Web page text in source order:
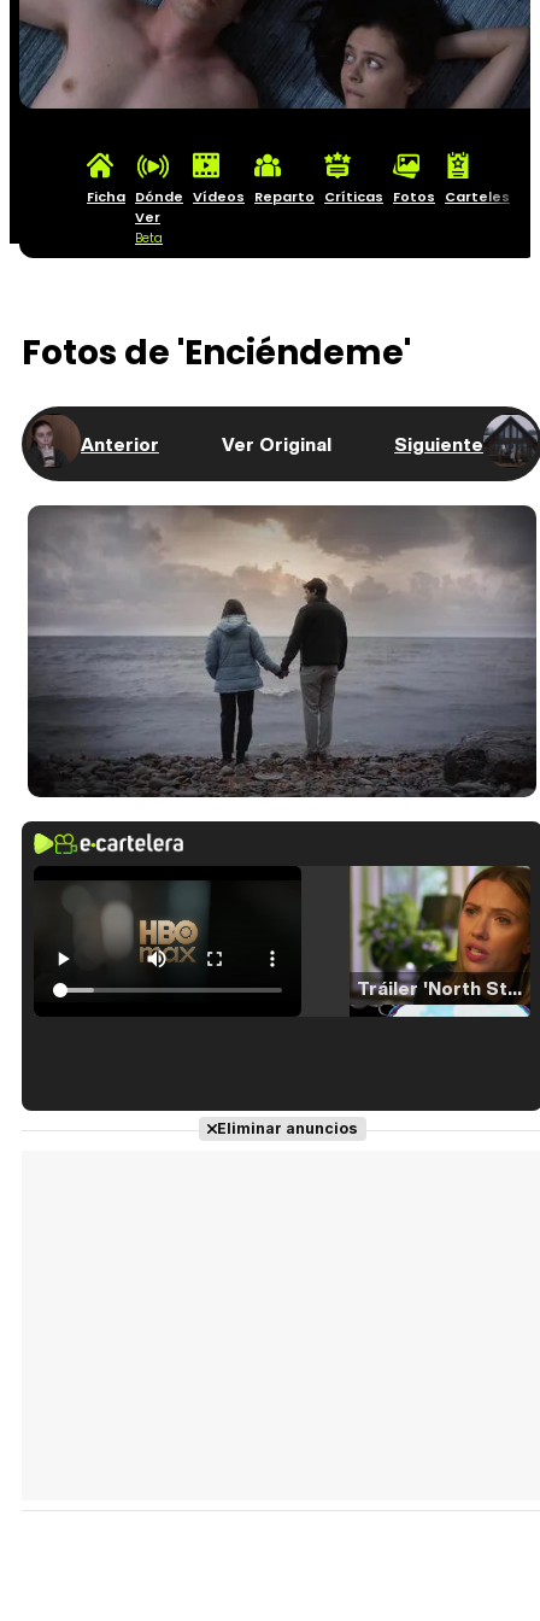
Ficha Dónde
Ver
Beta
Vídeos Reparto Críticas Fotos Carteles
Fotos de 'Enciéndeme'
Anterior Ver Original Siguiente
Tráiler 'North Star' (2023)
Tráiler en español de 'La isla olvidada'
Eliminar anuncios